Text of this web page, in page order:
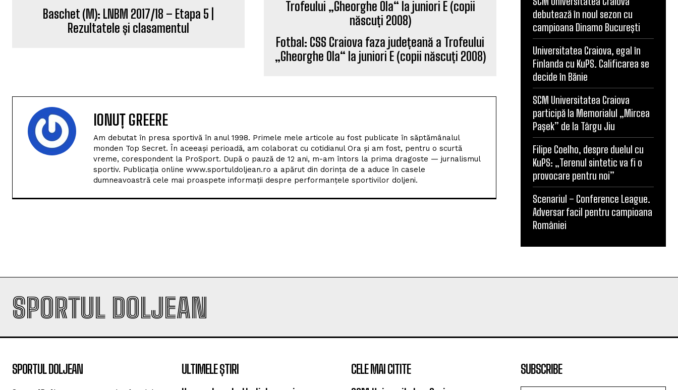
Baschet (M): LNBM 2017/18 – Etapa 5 |
Fotbal: CSS Craiova faza județeană a Trofeului
„Gheorghe Ola“ la juniori E (copii născuți 2008)
IONUȚ GREERE
Am debutat în presa sportivă în anul 1998. Primele mele articole au fost publicate în săptămânalul
monden Top Secret. În aceeași perioadă, am colaborat cu cotidianul Ora și am fost, pentru o scurtă
vreme, corespondent la ProSport. După o pauză de 12 ani, m-am întors la prima dragoste — jurnalismul
sportiv. Publicația online www.sportuldoljean.ro a apărut din dorința de a aduce în casele
dumneavoastră cele mai proaspete informații despre performanțele sportivilor doljeni.
debutează în noul sezon cu
campioana Dinamo București
Universitatea Craiova, egal în
Finlanda cu KuPS. Calificarea se
decide în Bănie
SCM Universitatea Craiova
participă la Memorialul „Mircea
Pașek” de la Târgu Jiu
Filipe Coelho, despre duelul cu
KuPS: „Terenul sintetic va fi o
provocare pentru noi”
Scenariul – Conference League.
Adversar facil pentru campioana
României
SPORTUL DOLJEAN
SPORTUL DOLJEAN ULTIMELE ȘTIRI CELE MAI CITITE SUBSCRIBE